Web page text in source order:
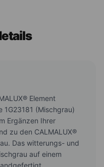
Element
1G23181 (Mischgrau)
Ergänzen Ihrer
zu den CALMALUX®
Das witterungs- und
auf einem